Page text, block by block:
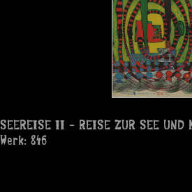
SEEREISE II - REISE ZUR SEE UND
Werk: 846